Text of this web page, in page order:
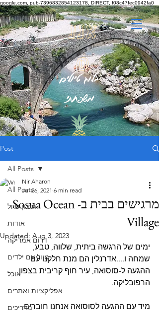
google.com, pub-7396832854123178, DIRECT, f08c47fec0942fa0
אננ
ס
בלוג טיולים
משפחתי
Post
All Posts
תכנון טיול
אודות
דרום אמריקה
טיול עם ילדים
אוכל
אפליקציות ואתרים
מדריכים
All Posts
מרגישים בבית ב- Sosua Ocean
Village
Nir Aharon
Jul 26, 2021 6 min read
Updated: Aug 3, 2023
ימים של הרגשה ביתית, שלווה, טבע,
שמחה ו....אדרנלין הם מנת חלקנו עם
ההגעה ל-סוסואה, עיר חוף קריבית בצפון
הרפובליקה.
מיד עם ההגעה לסוסואה אנחנו חוברים